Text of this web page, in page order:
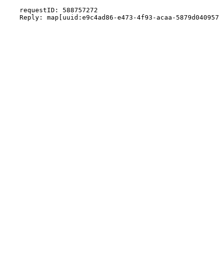
    requestID: 588757272